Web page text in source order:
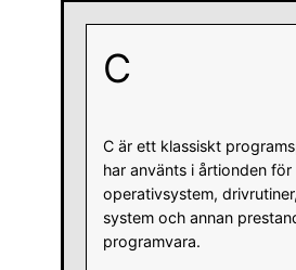
C
C är ett klassiskt
har använts i årtionden för
operativsystem,
system och annan
programvara.